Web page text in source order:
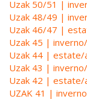
Uzak 50/51 |
Uzak 48/49 |
Uzak 46/47 |
Uzak 45 |
Uzak 44 | estate/
Uzak 43 |
Uzak 42 | estate/
UZAK 41 |